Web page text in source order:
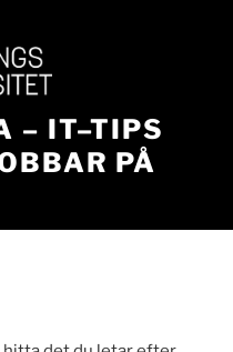
– IT–TIPS
PÅ